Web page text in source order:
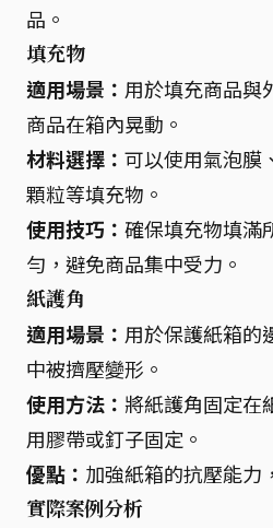
品。
填充物
適用場景： 用於填充商品與
商品在箱內晃動。
材料選擇： 可以使用氣泡膜
顆粒等填充物。
使用技巧： 確保填充物填滿
勻，避免商品集中受力。
紙護角
適用場景： 用於保護紙箱的
中被擠壓變形。
使用方法： 將紙護角固定在
用膠帶或釘子固定。
優點： 加強紙箱的抗壓能力
實際案例分析